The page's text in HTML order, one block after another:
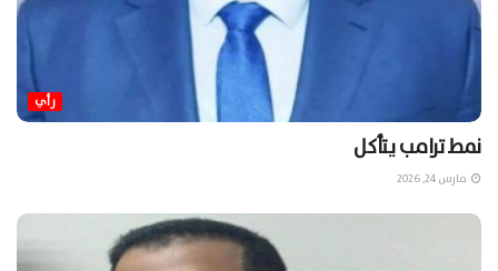
رأي
نمط ترامب يتأكل
مارس 24, 2026